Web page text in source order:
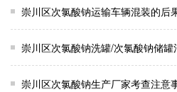
崇川区次氯酸钠运输车辆混装的后
崇川区次氯酸钠洗罐/次氯酸钠储罐
崇川区次氯酸钠生产厂家考查注意